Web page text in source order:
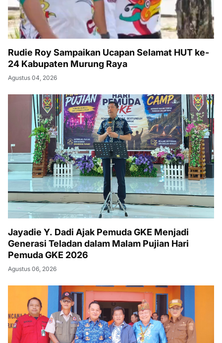
Rudie Roy Sampaikan Ucapan Selamat HUT ke-
24 Kabupaten Murung Raya
Agustus 04, 2026
Jayadie Y. Dadi Ajak Pemuda GKE Menjadi
Generasi Teladan dalam Malam Pujian Hari
Pemuda GKE 2026
Agustus 06, 2026